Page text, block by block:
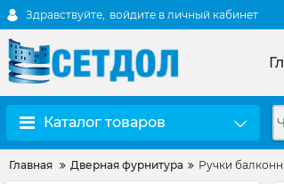
Здравствуйте, войдите в личный кабинет
Каталог товаров
Главная Дверная фурнитура Ручки